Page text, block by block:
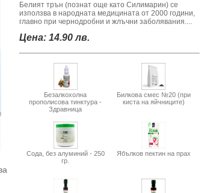
Белият трън (познат още като Силимарин) се
използва в народната медицината от 2000 години,
главно при чернодробни и жлъчни заболявания....
Цена: 14.90 лв.
Безалкохолна
прополисова тинктура -
Здравница
Билкова смес №20 (при
киста на яйчниците)
Сода, без алуминий - 250
гр.
Ябълков пектин на прах